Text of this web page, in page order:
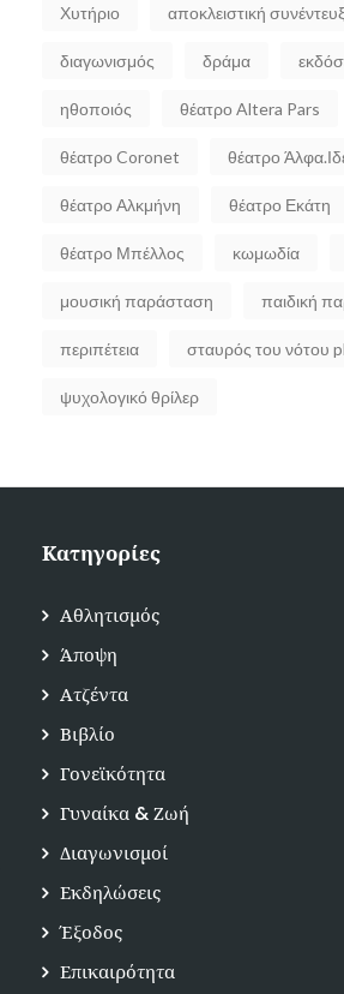
Χυτήριο αποκλειστική
διαγωνισμός δράμα
ηθοποιός θέατρο Altera Pars
θέατρο Coronet θέατρο
θέατρο Αλκμήνη θέατρο Εκάτη
θέατρο Μπέλλος κωμωδία
μουσική παράσταση παιδική
περιπέτεια σταυρός του νότου
ψυχολογικό θρίλερ
Κατηγορίες
Αθλητισμός
Άποψη
Ατζέντα
Βιβλίο
Γονεϊκότητα
Γυναίκα & Ζωή
Διαγωνισμοί
Εκδηλώσεις
Έξοδος
Επικαιρότητα